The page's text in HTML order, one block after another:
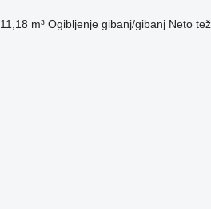
11,18 m³ Ogibljenje gibanj/gibanj Neto